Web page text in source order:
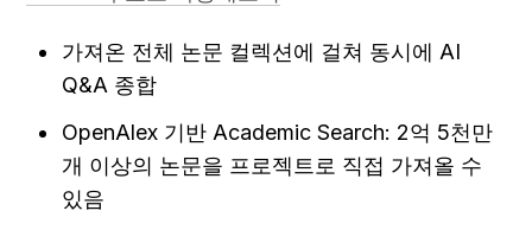
가져온 전체 논문 컬렉션에 걸쳐 동시에 AI
Q&A 종합
OpenAlex 기반 Academic Search: 2억 5천만
개 이상의 논문을 프로젝트로 직접 가져올 수
있음